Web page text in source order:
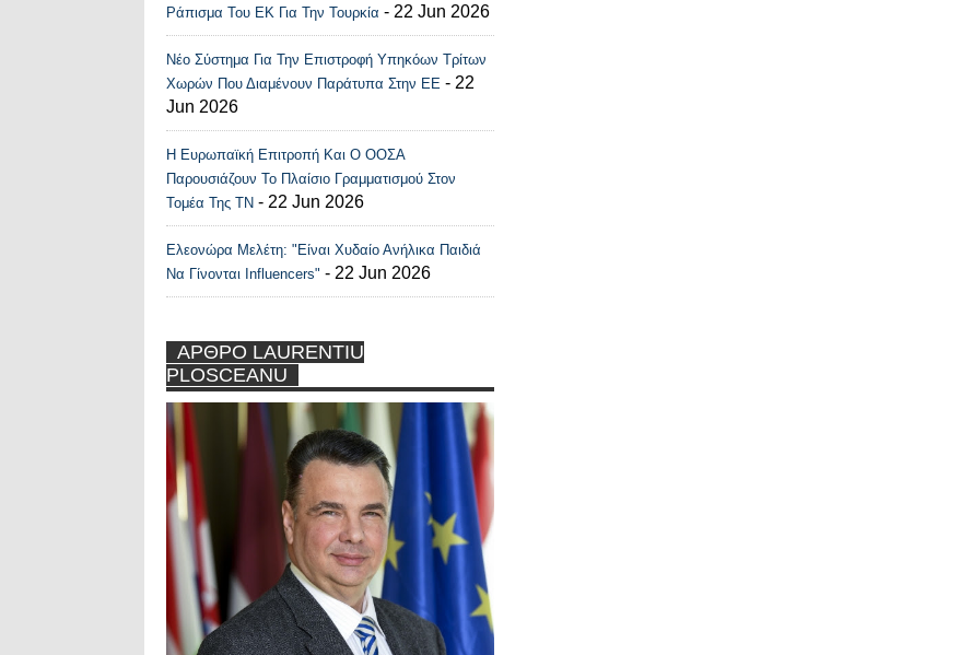
Ράπισμα Του ΕΚ Για Την Τουρκία - 22 Jun 2026
Νέο Σύστημα Για Την Επιστροφή Υπηκόων Τρίτων
Χωρών Που Διαμένουν Παράτυπα Στην ΕΕ - 22
Jun 2026
Η Ευρωπαϊκή Επιτροπή Και Ο ΟΟΣΑ
Παρουσιάζουν Το Πλαίσιο Γραμματισμού Στον
Τομέα Της ΤΝ - 22 Jun 2026
Ελεονώρα Μελέτη: "Είναι Χυδαίο Ανήλικα Παιδιά
Να Γίνονται Influencers" - 22 Jun 2026
ΑΡΘΡΟ LAURENTIU
PLOSCEANU